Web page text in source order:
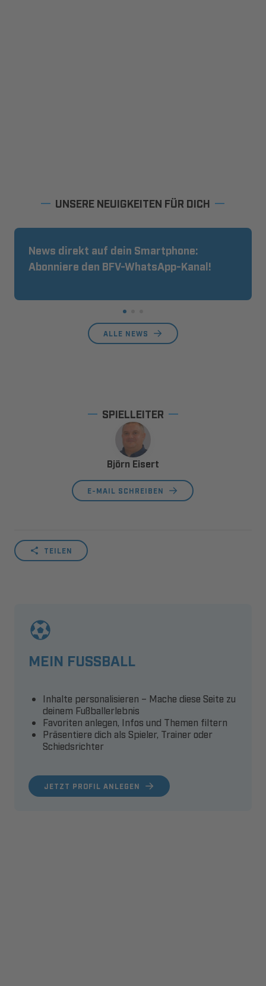
UNSERE NEUIGKEITEN FÜR DICH
News direkt auf dein Smartphone:
Abonniere den BFV-WhatsApp-Kanal!
ALLE NEWS
SPIELLEITER
Björn Eisert
E-MAIL SCHREIBEN
TEILEN
MEIN FUSSBALL
JETZT PROFIL ANLEGEN
Inhalte personalisieren – Mache diese Seite zu
deinem Fußballerlebnis
Favoriten anlegen, Infos und Themen filtern
Präsentiere dich als Spieler, Trainer oder
Schiedsrichter